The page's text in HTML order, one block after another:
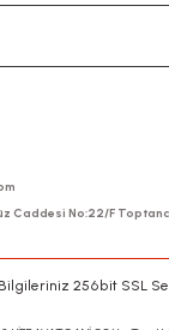
Caddesi No:22/F
256bit SSL